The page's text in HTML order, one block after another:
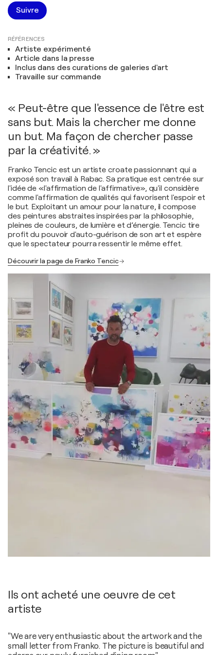
Suivre
RÉFÉRENCES
Artiste expérimenté
Article dans la presse
Inclus dans des curations de galeries d'art
Travaille sur commande
« Peut-être que l'essence de l'être est
sans but. Mais la chercher me donne
un but. Ma façon de chercher passe
par la créativité. »
Franko Tencic est un artiste croate passionnant qui a
exposé son travail à Rabac. Sa pratique est centrée sur
l'idée de «l'affirmation de l'affirmative», qu'il considère
comme l'affirmation de qualités qui favorisent l'espoir et
le but. Exploitant un amour pour la nature, il compose
des peintures abstraites inspirées par la philosophie,
pleines de couleurs, de lumière et d’énergie. Tencic tire
profit du pouvoir d'auto-guérison de son art et espère
que le spectateur pourra ressentir le même effet.
Découvrir la page de Franko Tencic
Ils ont acheté une oeuvre de cet
artiste
"We are very enthusiastic about the artwork and the
small letter from Franko. The picture is beautiful and